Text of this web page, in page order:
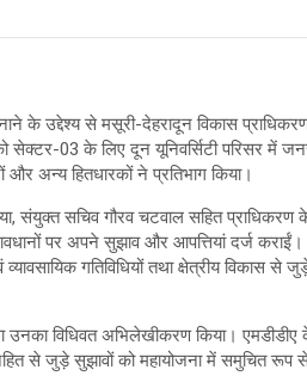
के उद्देश्य से मसूरी-देहरादून विकास प्राधिकरण
सेक्टर-03 के लिए दून यूनिवर्सिटी परिसर में
और अन्य हितधारकों ने प्रतिभाग किया।
संयुक्त सचिव गौरव चटवाल सहित प्राधिकरण
पर अपने सुझाव और आपत्तियां दर्ज
गतिविधियों तथा क्षेत्रीय विकास से
उनका विधिवत अभिलेखीकरण किया। एमडीडीए
से जुड़े सुझावों को महायोजना में समुचित रूप